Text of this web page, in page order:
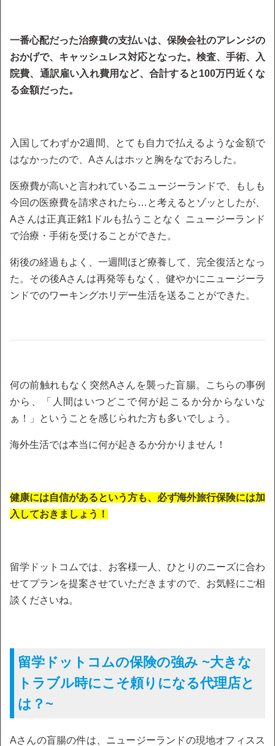
一番心配だった治療費の支払いは、保険会社のアレンジの
おかげで、キャッシュレス対応となった。検査、手術、入
院費、通訳雇い入れ費用など、合計すると100万円近くな
る金額だった。
入国してわずか2週間、とても自力で払えるような金額で
はなかったので、Aさんはホッと胸をなでおろした。
医療費が高いと言われているニュージーランドで、もしも
今回の医療費を請求されたら…と考えるとゾッとしたが、
Aさんは正真正銘1ドルも払うことなく ニュージーランド
で治療・手術を受けることができた。
術後の経過もよく、一週間ほど療養して、完全復活となっ
た。その後Aさんは再発等もなく、健やかにニュージーラ
ンドでのワーキングホリデー生活を送ることができた。
何の前触れもなく突然Aさんを襲った盲腸。こちらの事例
から、「人間はいつどこで何が起こるか分からないな
ぁ！」ということを感じられた方も多いでしょう。
海外生活では本当に何が起きるか分かりません！
健康には自信があるという方も、必ず海外旅行保険には加
入しておきましょう！
留学ドットコムでは、お客様一人、ひとりのニーズに合わ
せてプランを提案させていただきますので、お気軽にご相
談くださいね。
留学ドットコムの保険の強み ~大きな
トラブル時にこそ頼りになる代理店と
は？~
Aさんの盲腸の件は、ニュージーランドの現地オフィスス